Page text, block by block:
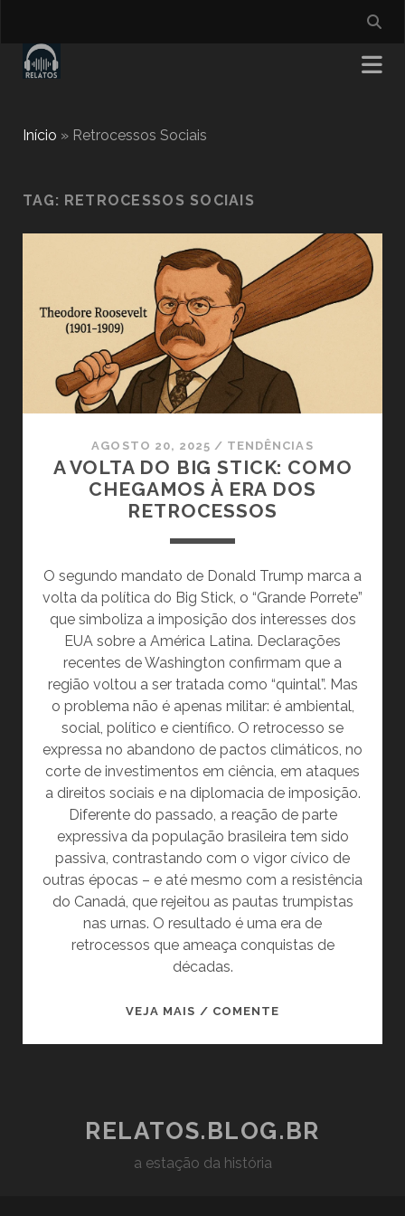
Início » Retrocessos Sociais
TAG: RETROCESSOS SOCIAIS
AGOSTO 20, 2025 / TENDÊNCIAS
A VOLTA DO BIG STICK: COMO
CHEGAMOS À ERA DOS
RETROCESSOS
O segundo mandato de Donald Trump marca a
volta da política do Big Stick, o “Grande Porrete”
que simboliza a imposição dos interesses dos
EUA sobre a América Latina. Declarações
recentes de Washington confirmam que a
região voltou a ser tratada como “quintal”. Mas
o problema não é apenas militar: é ambiental,
social, político e científico. O retrocesso se
expressa no abandono de pactos climáticos, no
corte de investimentos em ciência, em ataques
a direitos sociais e na diplomacia de imposição.
Diferente do passado, a reação de parte
expressiva da população brasileira tem sido
passiva, contrastando com o vigor cívico de
outras épocas – e até mesmo com a resistência
do Canadá, que rejeitou as pautas trumpistas
nas urnas. O resultado é uma era de
retrocessos que ameaça conquistas de
décadas.
VEJA MAIS / COMENTEA
CHEGAMOS
RELATOS.BLOG.BR
a estação da história